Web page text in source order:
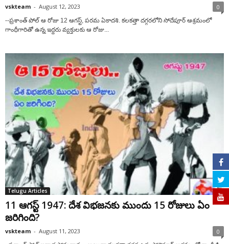
vskteam - August 12, 2023 0
--ప్రశాంత్ పోల్ ఆ రోజు 12 ఆగస్ట్, పరమ ఏకాదశి. కలకత్తా దగ్గరలోని సోదేపూర్ ఆశ్రమంలో
గాంధీగారితో ఉన్న ఇద్దరు వ్యక్తులకు ఆ రోజు...
Telugu Articles
11 ఆగస్ట్ 1947: దేశ విభజనకు ముందు 15 రోజులు ఏం
జరిగింది?
vskteam - August 11, 2023 0